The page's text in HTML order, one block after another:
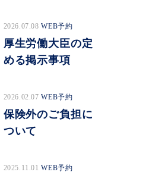
2026.07.08WEB予約
厚生労働大臣の定
める掲示事項
2026.02.07WEB予約
保険外のご負担に
ついて
2025.11.01WEB予約